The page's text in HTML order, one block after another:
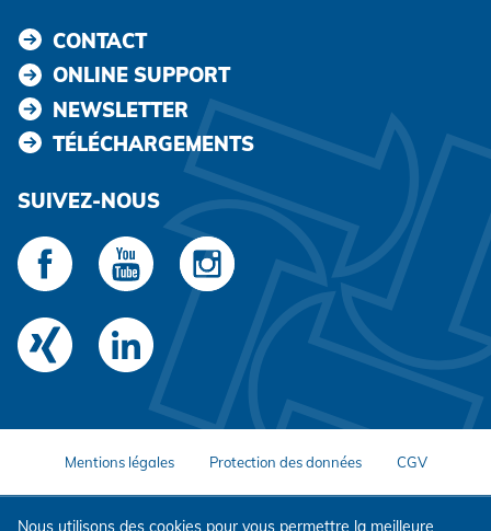
CONTACT
ONLINE SUPPORT
NEWSLETTER
TÉLÉCHARGEMENTS
SUIVEZ-NOUS
Mentions légales Protection des données CGV
Nous utilisons des cookies pour vous permettre la meilleure